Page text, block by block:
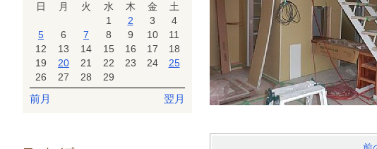
日 月 火 水 木 金
土
1
2 3
4
5
6 7 8 9 10
11
12
13 14 15 16 17
18
19
20 21 22 23 24
25
26
27 28 29
前月 翌月